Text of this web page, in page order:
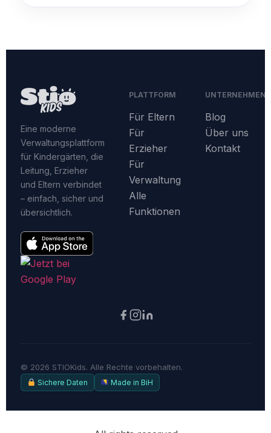
Eine moderne
Verwaltungsplattform
für Kindergärten, die
Leitung, Erzieher
und Eltern verbindet
– einfach, sicher und
übersichtlich.
PLATTFORM
Für Eltern
Für
Erzieher
Für
Verwaltung
Alle
Funktionen
UNTERNEHMEN
Blog
Über uns
Kontakt
© 2026 STIOKids. Alle Rechte vorbehalten.
Sichere Daten Made in BiH